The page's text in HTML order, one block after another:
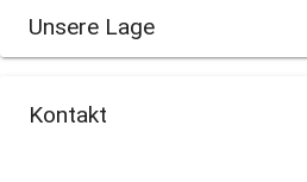
Unsere Lage
Kontakt